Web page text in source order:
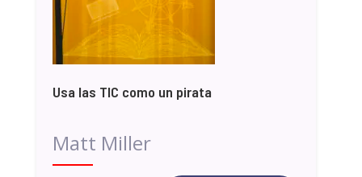
Usa las TIC como un pirata
Matt Miller